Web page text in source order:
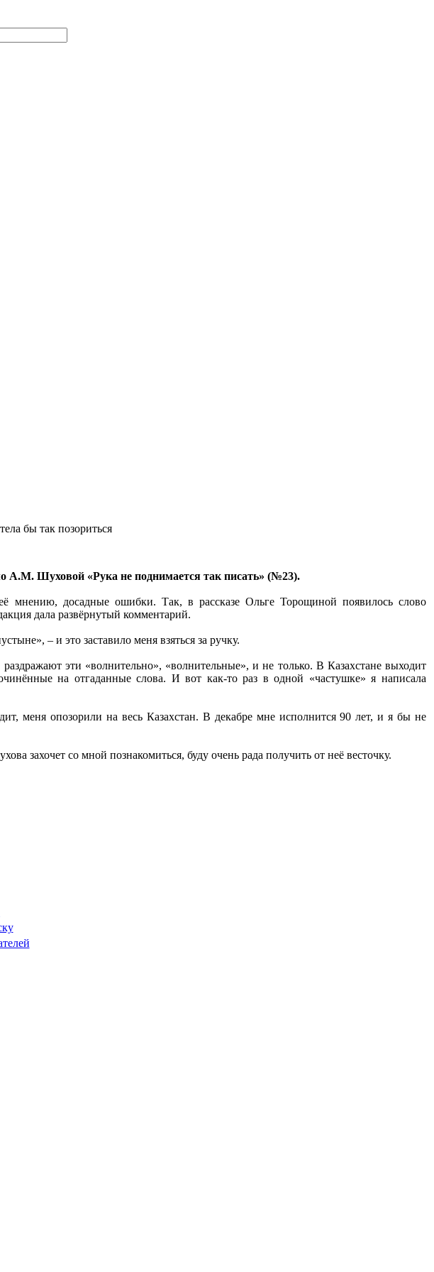
бы так позориться
А.М. Шуховой «Рука не поднимается так писать» (№23).
мнению, досадные ошибки. Так, в рассказе Ольге Торощиной появилось слово
дала развёрнутый комментарий.
– и это заставило меня взяться за ручку.
эти «волнительно», «волнительные», и не только. В Казахстане выходит
на отгаданные слова. И вот как-то раз в одной «частушке» я написала
меня опозорили на весь Казахстан. В декабре мне исполнится 90 лет, и я бы не
захочет со мной познакомиться, буду очень рада получить от неё весточку.